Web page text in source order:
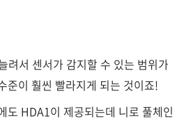
려서 센서가 감지할 수 있는 범위가
준이 훨씬 빨라지게 되는 것이죠!
도 HDA1이 제공되는데 니로 풀체인